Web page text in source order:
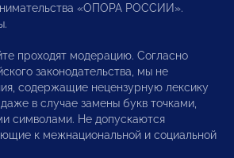
«ОПОРА РОССИИ».
проходят модерацию. Согласно
законодательства, мы не
содержащие нецензурную лексику
в случае замены букв точками,
символами. Не допускаются
к межнациональной и социальной